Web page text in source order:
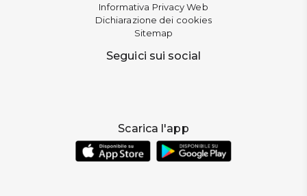
Informativa Privacy Web
Dichiarazione dei cookies
Sitemap
Seguici sui social
Scarica l'app